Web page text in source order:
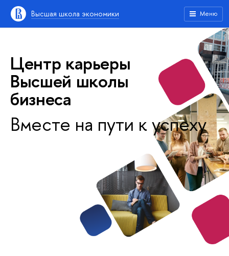
Высшая школа экономики Меню
Центр карьеры
Высшей школы
бизнеса
Вместе на пути к успеху